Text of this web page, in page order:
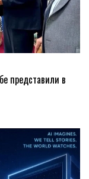
представили в